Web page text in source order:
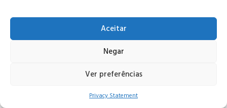
Aceitar
Negar
Ver preferências
Privacy Statement